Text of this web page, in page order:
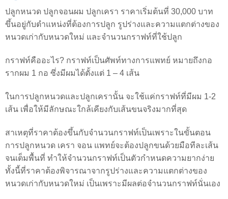
ปลูกหนวด ปลูกจอนผม ปลูกเครา ราคาเริ่มต้นที่ 30,000 บาท
ขึ้นอยู่กับตำแหน่งที่ต้องการปลูก รูปร่างและความแตกต่างของ
หนวดเก่ากับหนวดใหม่ และจำนวนกราฟท์ที่ใช้ปลูก
กราฟท์คืออะไร? กราฟท์เป็นศัพท์ทางการแพทย์ หมายถึงกอ
รากผม 1 กอ ซึ่งมีผมได้ตั้งแต่ 1 – 4 เส้น
ในการปลูกหนวดและปลูกเครานั้น จะใช้แค่กราฟท์ที่มีผม 1-2
เส้น เพื่อให้มีลักษณะใกล้เคียงกับเส้นขนจริงมากที่สุด
สาเหตุที่ราคาต้องขึ้นกับจำนวนกราฟท์เป็นเพราะในขั้นตอน
การปลูกหนวด เครา จอน แพทย์จะต้องปลูกขนด้วยมือทีละเส้น
จนเต็มพื้นที่ ทำให้จำนวนกราฟท์เป็นตัวกำหนดความยากง่าย
ทั้งนี้ที่ราคาต้องพิจารณาจากรูปร่างและความแตกต่างของ
หนวดเก่ากับหนวดใหม่ เป็นเพราะมีผลต่อจำนวนกราฟท์นั่นเอง